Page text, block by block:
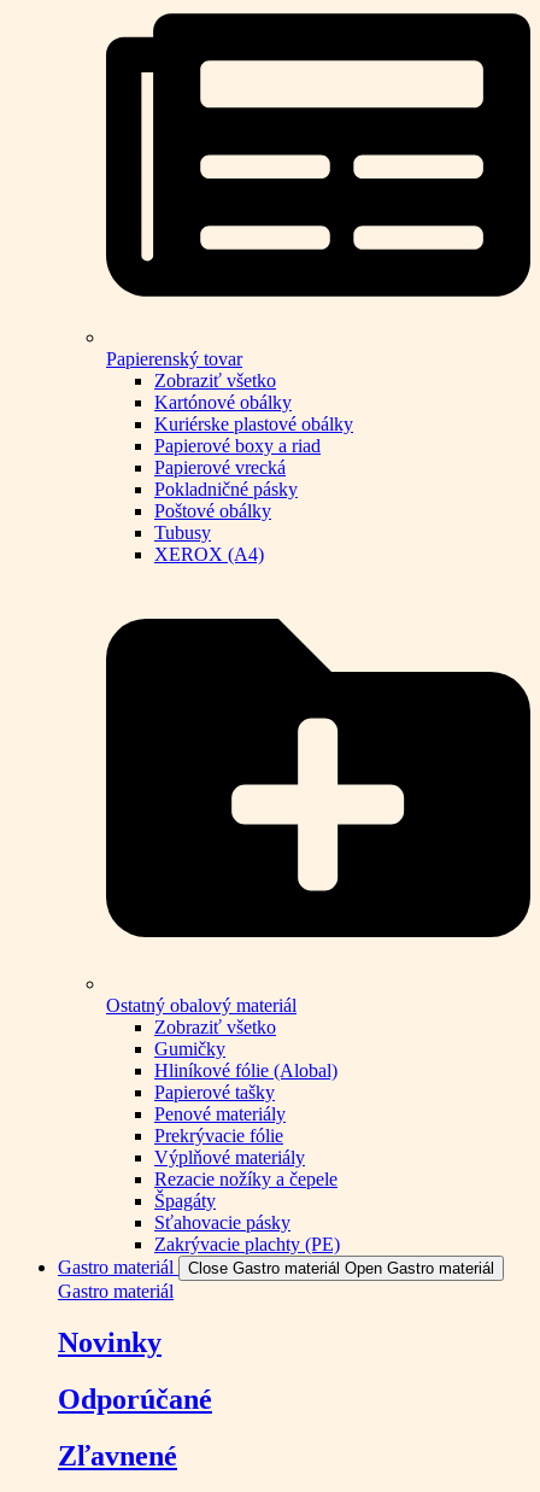
Papierenský tovar
Zobraziť všetko
Kartónové obálky
Kuriérske plastové obálky
Papierové boxy a riad
Papierové vrecká
Pokladničné pásky
Poštové obálky
Tubusy
XEROX (A4)
Ostatný obalový materiál
Zobraziť všetko
Gumičky
Hliníkové fólie (Alobal)
Papierové tašky
Penové materiály
Prekrývacie fólie
Výplňové materiály
Rezacie nožíky a čepele
Špagáty
Sťahovacie pásky
Zakrývacie plachty (PE)
Gastro materiál
Close Gastro materiál Open Gastro materiál
Gastro materiál
Novinky
Odporúčané
Zľavnené